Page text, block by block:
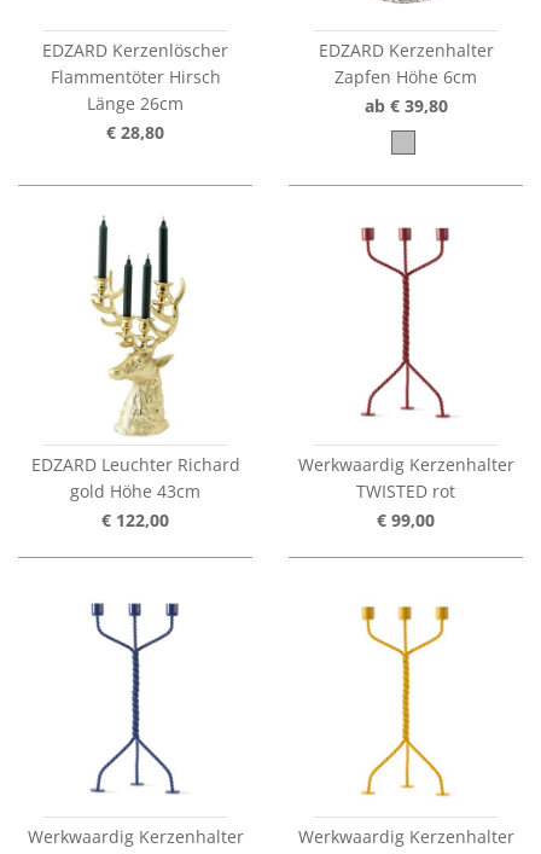
EDZARD Kerzenlöscher
Flammentöter Hirsch
Länge 26cm
€ 28,80
EDZARD Kerzenhalter
Zapfen Höhe 6cm
ab € 39,80
EDZARD Leuchter Richard
gold Höhe 43cm
€ 122,00
Werkwaardig Kerzenhalter
TWISTED rot
€ 99,00
Werkwaardig Kerzenhalter
Werkwaardig Kerzenhalter